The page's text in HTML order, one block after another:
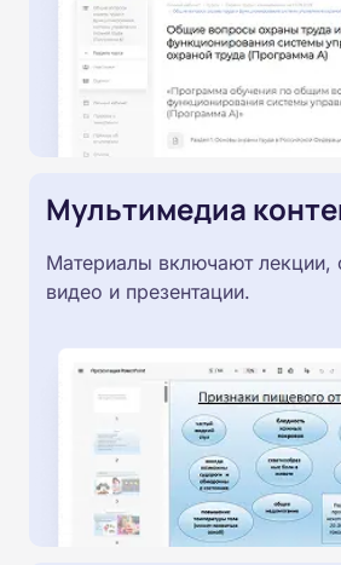
Мультимедиа
Материалы включают
видео и презентации.